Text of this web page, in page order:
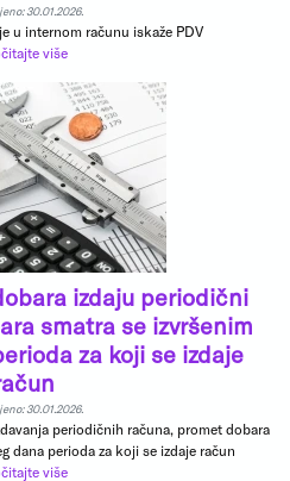
30.01.2026.
u internom računu iskaže PDV
više
izdaju periodični
smatra se izvršenim
za koji se izdaje
30.01.2026.
periodičnih računa, promet dobara
dana perioda za koji se izdaje račun
više